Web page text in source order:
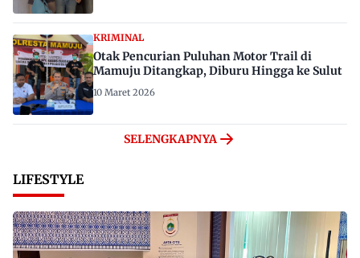
KRIMINAL
Otak Pencurian Puluhan Motor Trail di
Mamuju Ditangkap, Diburu Hingga ke Sulut
10 Maret 2026
SELENGKAPNYA
LIFESTYLE